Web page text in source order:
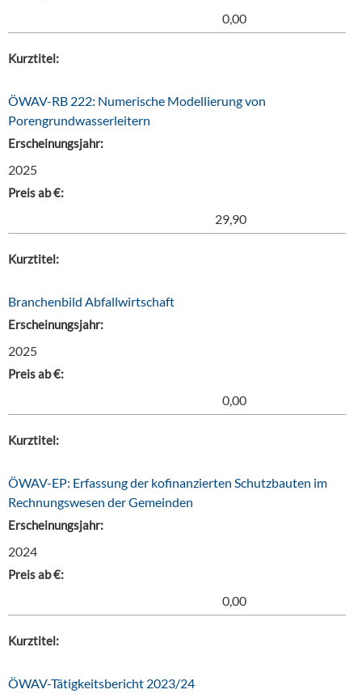
0,00
Kurztitel:
ÖWAV-RB 222: Numerische Modellierung von
Porengrundwasserleitern
Erscheinungsjahr:
2025
Preis ab €:
29,90
Kurztitel:
Branchenbild Abfallwirtschaft
Erscheinungsjahr:
2025
Preis ab €:
0,00
Kurztitel:
ÖWAV-EP: Erfassung der kofinanzierten Schutzbauten im
Rechnungswesen der Gemeinden
Erscheinungsjahr:
2024
Preis ab €:
0,00
Kurztitel:
ÖWAV-Tätigkeitsbericht 2023/24